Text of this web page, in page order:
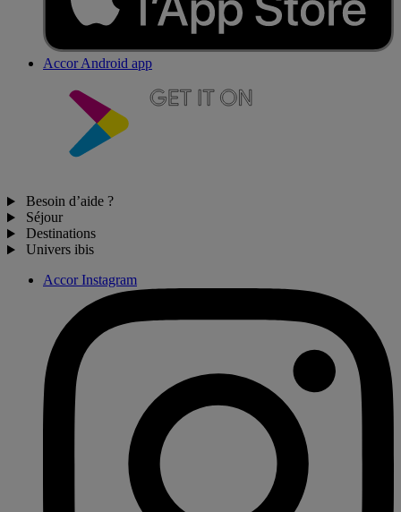
Accor Android app
Besoin d’aide ?
Séjour
Destinations
Univers ibis
Accor Instagram